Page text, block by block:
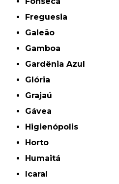
Freguesia
Galeão
Gamboa
Gardênia Azul
Glória
Grajaú
Gávea
Higienópolis
Horto
Humaitá
Icaraí